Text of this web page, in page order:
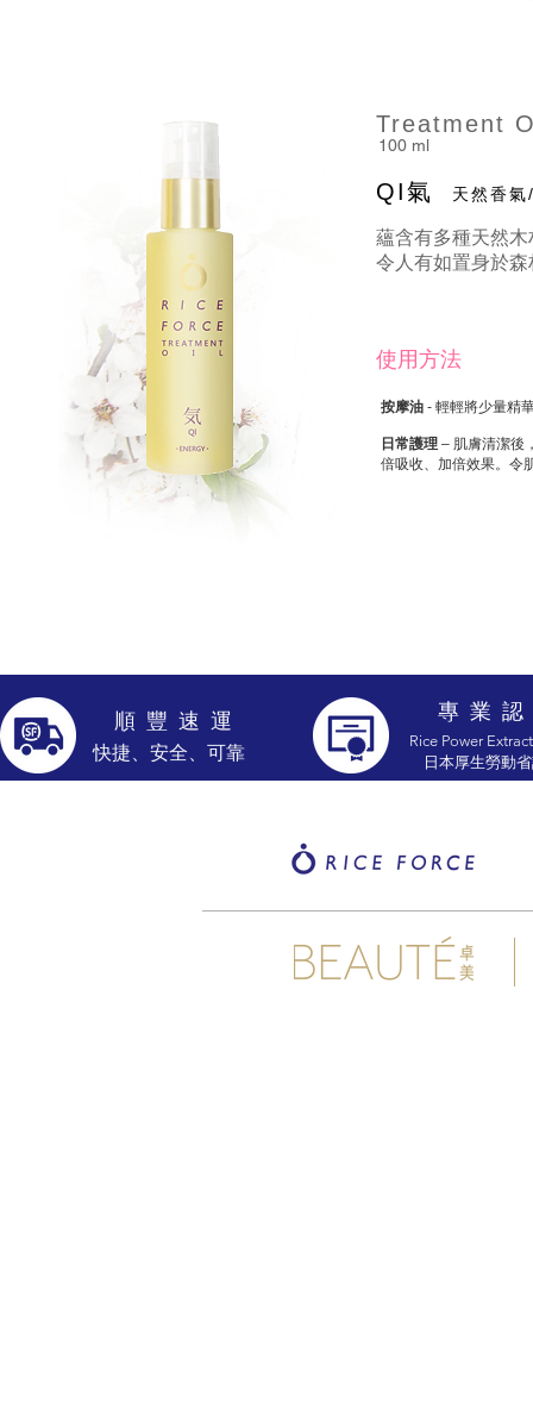
Treatment
100 ml
QI氣 天然香
蘊含有多種天然
令人有如置身於
按摩油 - 輕輕將少量精
日常護理 – 肌膚清潔後
倍吸收、加倍效果。令
使用方法
​順 豐 速 運
​快捷、安全、可靠
專 業 認
Rice Power
日本厚生勞動